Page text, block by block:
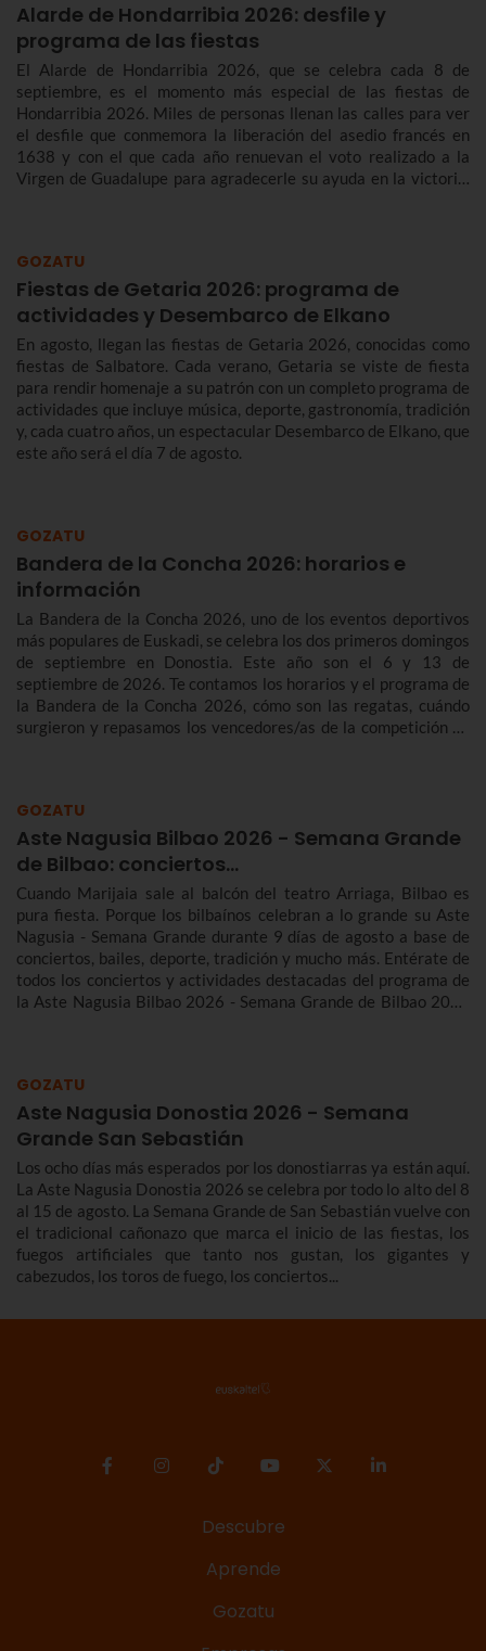
Alarde de Hondarribia 2026: desfile y
programa de las fiestas
El Alarde de Hondarribia 2026, que se celebra cada 8 de
septiembre, es el momento más especial de las fiestas de
Hondarribia 2026. Miles de personas llenan las calles para ver
el desfile que conmemora la liberación del asedio francés en
1638 y con el que cada año renuevan el voto realizado a la
Virgen de Guadalupe para agradecerle su ayuda en la victoria.
septiembre.
GOZATU
Fiestas de Getaria 2026: programa de
actividades y Desembarco de Elkano
En agosto, llegan las fiestas de Getaria 2026, conocidas como
fiestas de Salbatore. Cada verano, Getaria se viste de fiesta
para rendir homenaje a su patrón con un completo programa de
actividades que incluye música, deporte, gastronomía, tradición
y, cada cuatro años, un espectacular Desembarco de Elkano, que
este año será el día 7 de agosto.
GOZATU
Bandera de la Concha 2026: horarios e
información
La Bandera de la Concha 2026, uno de los eventos deportivos
más populares de Euskadi, se celebra los dos primeros domingos
de septiembre en Donostia. Este año son el 6 y 13 de
septiembre de 2026. Te contamos los horarios y el programa de
la Bandera de la Concha 2026, cómo son las regatas, cuándo
surgieron y repasamos los vencedores/as de la competición de
GOZATU
Aste Nagusia Bilbao 2026 - Semana Grande
de Bilbao: conciertos…
Cuando Marijaia sale al balcón del teatro Arriaga, Bilbao es
pura fiesta. Porque los bilbaínos celebran a lo grande su Aste
Nagusia - Semana Grande durante 9 días de agosto a base de
conciertos, bailes, deporte, tradición y mucho más. Entérate de
todos los conciertos y actividades destacadas del programa de
la Aste Nagusia Bilbao 2026 - Semana Grande de Bilbao 2026
GOZATU
Aste Nagusia Donostia 2026 - Semana
Grande San Sebastián
Los ocho días más esperados por los donostiarras ya están aquí.
La Aste Nagusia Donostia 2026 se celebra por todo lo alto del 8
al 15 de agosto. La Semana Grande de San Sebastián vuelve con
el tradicional cañonazo que marca el inicio de las fiestas, los
fuegos artificiales que tanto nos gustan, los gigantes y
cabezudos, los toros de fuego, los conciertos...
Descubre
Aprende
Gozatu